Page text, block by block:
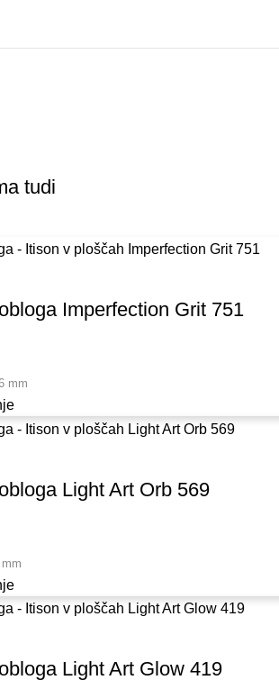
tudi
Imperfection Grit 751
mm
Light Art Orb 569
Light Art Glow 419